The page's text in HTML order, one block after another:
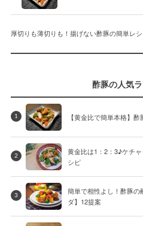
厚切りも薄切りも！揚げない酢豚の簡単レ
酢豚の人気
1 【黄金比で簡単本格】
2
黄金比は1：2：3♪ケチ
シピ
3
簡単で相性よし！酢豚の
ダ】12提案